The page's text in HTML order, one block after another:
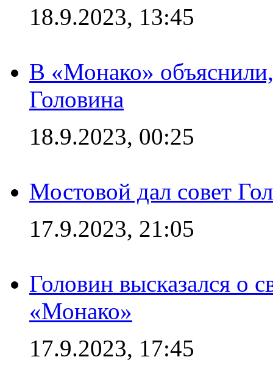
18.9.2023, 13:45
В «Монако»
Головина
18.9.2023, 00:25
Мостовой дал совет
17.9.2023, 21:05
Головин высказался о
«Монако»
17.9.2023, 17:45